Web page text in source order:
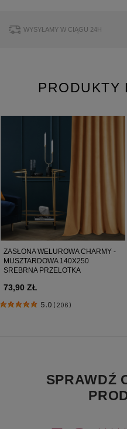
ul. Buforowa 125/H-10a
Pobierz instrukcję
WYSYŁAMY W CIĄGU 24H
SPRAWDŹ
PRODUKTY
ZASŁONA WELUROWA CHARMY -
MUSZTARDOWA 140X250
SREBRNA PRZELOTKA
73,90 ZŁ
5.0 (206)